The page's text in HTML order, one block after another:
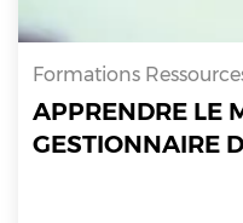
Formations
APPRENDRE LE
GESTIONNAIRE